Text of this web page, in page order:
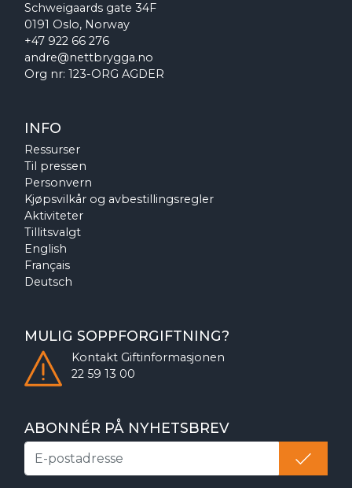
Schweigaards gate 34F
0191 Oslo, Norway
+47 922 66 276
andre@nettbrygga.no
Org nr: 123-ORG AGDER
INFO
Ressurser
Til pressen
Personvern
Kjøpsvilkår og avbestillingsregler
Aktiviteter
Tillitsvalgt
English
Français
Deutsch
MULIG SOPPFORGIFTNING?
Kontakt Giftinformasjonen
22 59 13 00
ABONNÉR PÅ NYHETSBREV